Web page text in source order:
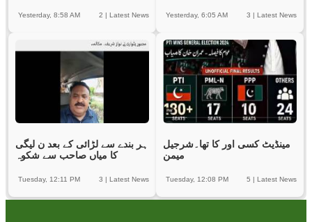
2 | Latest News
Yesterday, 8:58 AM 3 | Latest News
Yesterday, 6:05 AM
ہر بندے سے لڑائی کے بعد ن لیگی
کا میاں صاحب سے شکوہ
3 | Latest News
Tuesday, 12:11 PM
مینڈیٹ کسی اور کا تھا۔شرجیل
میمن
5 | Latest News
Tuesday, 12:08 PM